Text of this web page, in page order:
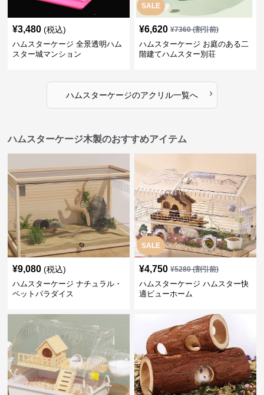
¥3,480 (税込)
ハムスターケージ 全景透明ハム
スター城マンション
SALE
¥6,620 ¥7360(割引前)
ハムスターケージ お庭のある二
階建てハムスター別荘
ハムスターケージのアクリル一覧へ ›
ハムスターケージ木製のおすすめアイテム
¥9,080 (税込)
ハムスターケージ ナチュラル・
ペットパラダイス
SALE
¥4,750 ¥5280(割引前)
ハムスターケージ ハムスター快
適ビューホーム